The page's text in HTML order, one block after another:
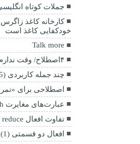
جملات کوتاه
کارخانه کاغذ
خودکفایی کاغذ است
Talk more
۴اصطلاح/ وقت ندارم‌! _ پایه ام…
چند جمله کاربردی (95)
اصطلاحی برای
عبارت‌های مغایرت Even though & although
تفاوت افعال reduce و lessen
افعال دو قسمتی (1)